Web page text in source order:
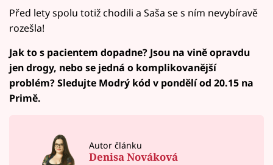
Před lety spolu totiž chodili a Saša se s ním nevybíravě
rozešla!
Jak to s pacientem dopadne? Jsou na vině opravdu
jen drogy, nebo se jedná o komplikovanější
problém? Sledujte Modrý kód v pondělí od 20.15 na
Primě.
Autor článku
Denisa Nováková